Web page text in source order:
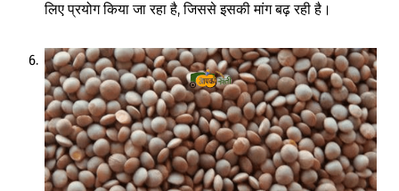
लिए प्रयोग किया जा रहा है, जिससे इसकी मांग बढ़ रही है।